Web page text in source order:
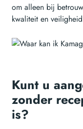
om alleen bij
kwaliteit en
Kunt u
zonder
is?